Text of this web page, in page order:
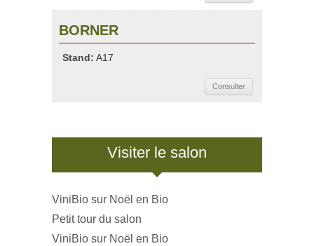
BORNER
Stand: A17
Consulter
Visiter le salon
ViniBio sur Noël en Bio
Petit tour du salon
ViniBio sur Noël en Bio